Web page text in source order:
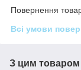
Повернення
Всі умови
З цим